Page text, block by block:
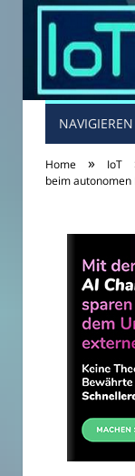
NAVIGIEREN
Home » IoT
beim autonomen